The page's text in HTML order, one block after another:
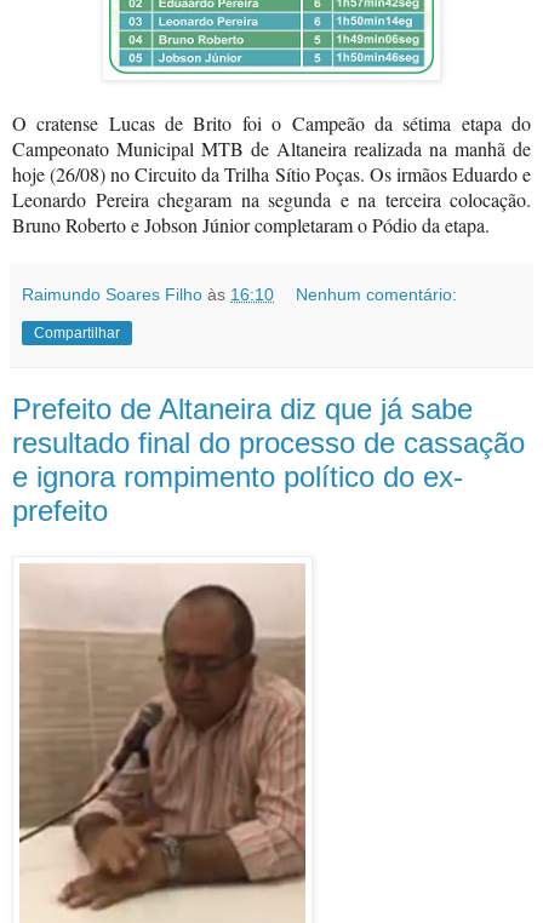
O cratense Lucas de Brito foi o Campeão da sétima etapa do
Campeonato Municipal MTB de Altaneira realizada na manhã de
hoje (26/08) no Circuito da Trilha Sítio Poças. Os irmãos Eduardo e
Leonardo Pereira chegaram na segunda e na terceira colocação.
Bruno Roberto e Jobson Júnior completaram o Pódio da etapa.
Raimundo Soares Filho às 16:10 Nenhum comentário:
Compartilhar
Prefeito de Altaneira diz que já sabe
resultado final do processo de cassação
e ignora rompimento político do ex-
prefeito